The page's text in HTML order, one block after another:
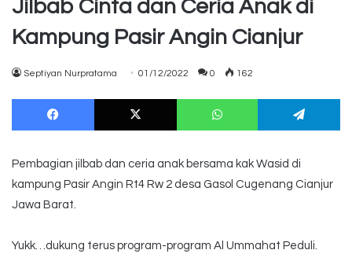
Jilbab Cinta dan Ceria Anak di
Kampung Pasir Angin Cianjur
Septiyan Nurpratama 01/12/2022 0 162
Facebook X WhatsApp
Pembagian jilbab dan ceria anak bersama kak Wasid di
kampung Pasir Angin Rt4 Rw 2 desa Gasol Cugenang Cianjur
Jawa Barat.
Yukk…dukung terus program-program Al Ummahat Peduli.